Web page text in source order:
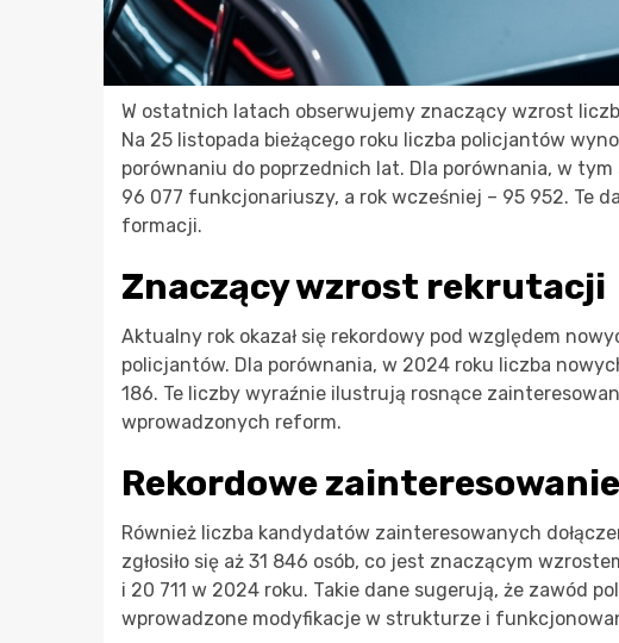
W ostatnich latach obserwujemy znaczący wzrost
Na 25 listopada bieżącego roku liczba policjantów
porównaniu do poprzednich lat. Dla porównania, w tym
96 077 funkcjonariuszy, a rok wcześniej – 95 952. Te
formacji.
Znaczący wzrost rekrutacji
Aktualny rok okazał się rekordowy pod względem
policjantów. Dla porównania, w 2024 roku liczba
186. Te liczby wyraźnie ilustrują rosnące
wprowadzonych reform.
Rekordowe
Również liczba kandydatów zainteresowanych
zgłosiło się aż 31 846 osób, co jest znaczącym
i 20 711 w 2024 roku. Takie dane sugerują, że zawód
wprowadzone modyfikacje w strukturze i